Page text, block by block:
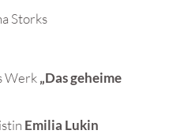
Storks
Werk„Das geheime
Emilia Lukin